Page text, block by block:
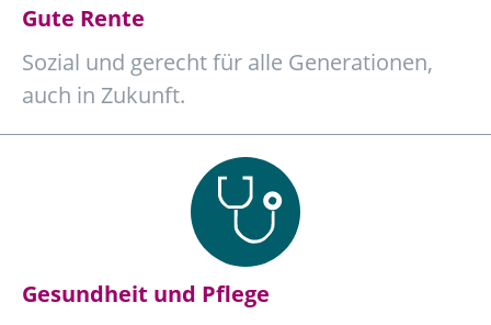
Gute Rente
Sozial und gerecht für alle Generationen,
auch in Zukunft.
Gesundheit und Pflege